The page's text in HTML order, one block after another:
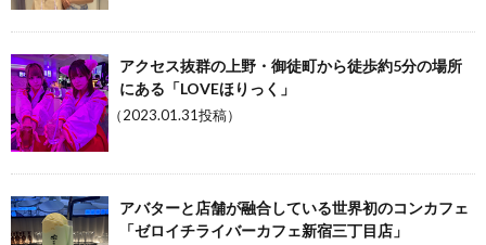
アクセス抜群の上野・御徒町から徒歩約5分の場所
にある「LOVEほりっく」
（2023.01.31投稿）
アバターと店舗が融合している世界初のコンカフェ
「ゼロイチライバーカフェ新宿三丁目店」